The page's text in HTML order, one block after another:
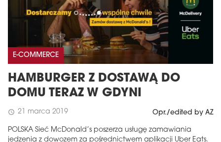
E-COMMERCE
HAMBURGER Z DOSTAWĄ DO
DOMU TERAZ W GDYNI
schedule 21 marca 2019 Opr./edited by AZ
POLSKA Sieć McDonald’s poszerza usługę zamawiania
jedzenia z dowozem za pośrednictwem aplikacji Uber Eats.